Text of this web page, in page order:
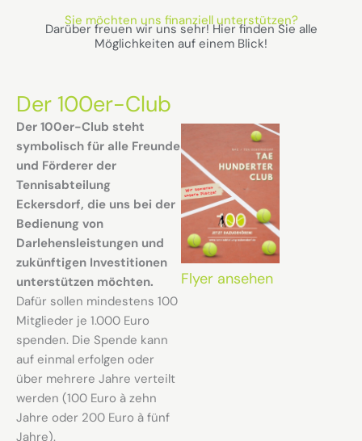
Sie möchten uns finanziell unterstützen?
Darüber freuen wir uns sehr! Hier finden Sie alle
Möglichkeiten auf einem Blick!
Der 100er-Club
Der 100er-Club steht
symbolisch für alle Freunde
und Förderer der
Tennisabteilung
Eckersdorf, die uns bei der
Bedienung von
Darlehensleistungen und
zukünftigen Investitionen
unterstützen möchten.
Dafür sollen mindestens 100
Mitglieder je 1.000 Euro
spenden. Die Spende kann
auf einmal erfolgen oder
über mehrere Jahre verteilt
werden (100 Euro à zehn
Jahre oder 200 Euro à fünf
Jahre).
Flyer ansehen